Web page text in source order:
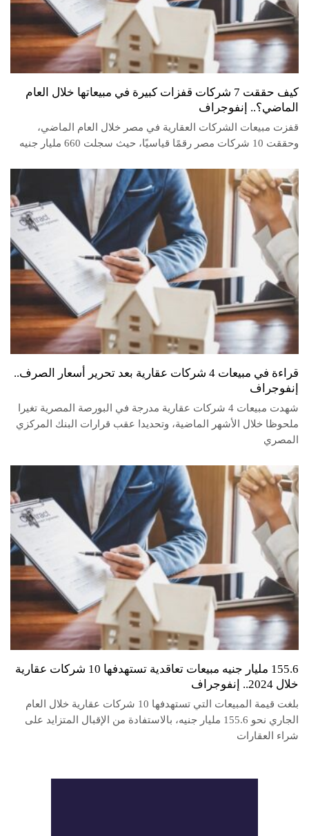
كيف حققت 7 شركات قفزات كبيرة في مبيعاتها خلال العام
‏الماضي؟.. إنفوجراف
قفزت مبيعات الشركات العقارية في مصر خلال العام الماضي،
وحققت 10 شركات مصر رقمًا قياسيًا، حيث سجلت 660 مليار جنيه
قراءة في مبيعات 4 شركات عقارية بعد تحرير أسعار الصرف..
إنفوجراف
شهدت مبيعات 4 شركات عقارية مدرجة في البورصة المصرية تغيرا
ملحوظا خلال الأشهر الماضية، وتحديدا عقب قرارات البنك المركزي
المصري
155.6 مليار جنيه مبيعات تعاقدية تستهدفها 10 شركات عقارية
خلال 2024.. إنفوجراف
بلغت قيمة المبيعات التي تستهدفها 10 شركات عقارية خلال العام
الجاري نحو 155.6 مليار جنيه، بالاستفادة من الإقبال المتزايد على
شراء العقارات